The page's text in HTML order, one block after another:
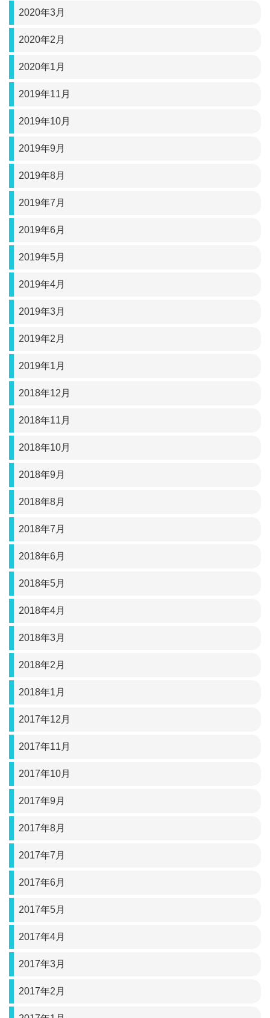
2020年3月
2020年2月
2020年1月
2019年11月
2019年10月
2019年9月
2019年8月
2019年7月
2019年6月
2019年5月
2019年4月
2019年3月
2019年2月
2019年1月
2018年12月
2018年11月
2018年10月
2018年9月
2018年8月
2018年7月
2018年6月
2018年5月
2018年4月
2018年3月
2018年2月
2018年1月
2017年12月
2017年11月
2017年10月
2017年9月
2017年8月
2017年7月
2017年6月
2017年5月
2017年4月
2017年3月
2017年2月